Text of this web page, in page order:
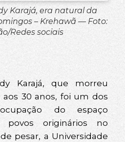
Karajá, era natural da
– Krehawã — Foto:
Redes sociais
Karajá, que morreu
30 anos, foi um dos
do espaço
povos originários no
pesar, a Universidade